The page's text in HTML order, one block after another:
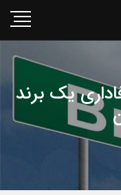
یک برند